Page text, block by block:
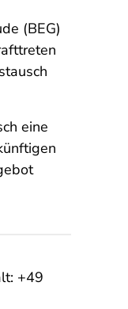
(BEG)
eine
+49